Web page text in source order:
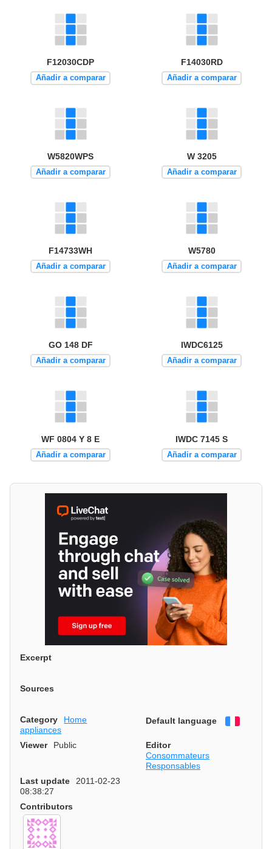
F12030CDP
Añadir a comparar
F14030RD
Añadir a comparar
W5820WPS
Añadir a comparar
W 3205
Añadir a comparar
F14733WH
Añadir a comparar
W5780
Añadir a comparar
GO 148 DF
Añadir a comparar
IWDC6125
Añadir a comparar
WF 0804 Y 8 E
Añadir a comparar
IWDC 7145 S
Añadir a comparar
Excerpt
Sources
Category
Home
appliances
Default language
Viewer Public
Editor
Consommateurs
Responsables
Last update
2011-02-23
08:38:27
Contributors